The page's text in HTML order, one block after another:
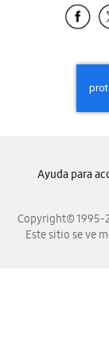
Copyright© 1995-
Este sitio se ve
Ayuda para